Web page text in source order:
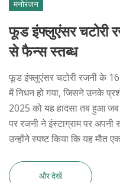
मनोरंजन
फूड इंफ्लुएंसर चटोरी
से फैन्स स्तब्ध
फूड इंफ्लुएंसर चटोरी रजनी के
में निधन हो गया, जिसने उनके
2025 को यह हादसा तब हुआ
पर रजनी ने इंस्टाग्राम पर
उन्होंने स्पष्ट किया कि यह मौत
और देखें